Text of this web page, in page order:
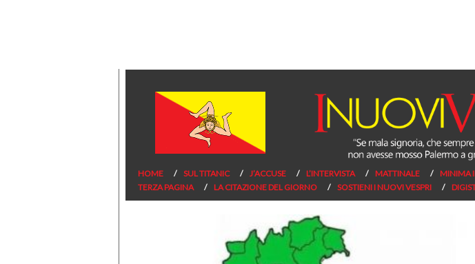
HOME SUL TITANIC J’ACCUSE L’INTERVISTA MATTINALE MINIMA
TERZA PAGINA
LA CITAZIONE DEL GIORNO SOSTIENI I NUOVI VESPRI